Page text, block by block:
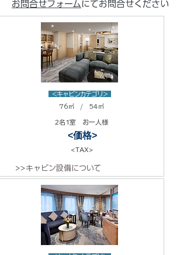
お問合せフォームにてお問合せください
<キャビンカテゴリ>
76㎡ / 54㎡
2名1室 お一人様
<価格>
<TAX>
>>キャビン設備について